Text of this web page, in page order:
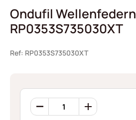
Ondufil Wellenfedern
RP0353S735030XT
Ref: RP0353S735030XT
Ondufil
Wellenfedern